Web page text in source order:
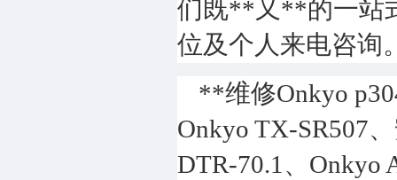
们既**又**的一站
位及个人来电咨询
**维修Onkyo
Onkyo TX-SR507
DTR-70.1、Onkyo